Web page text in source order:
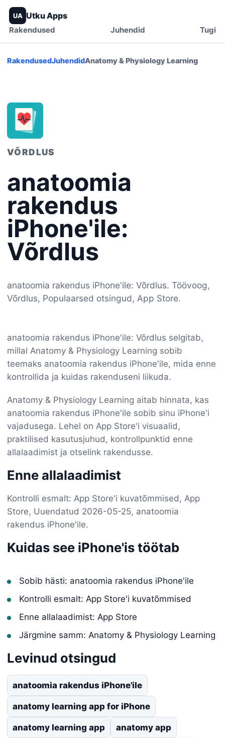
UA Utku Apps
Rakendused Juhendid Tugi
RakendusedJuhendidAnatomy & Physiology Learning
VÕRDLUS
anatoomia
rakendus
iPhone'ile:
Võrdlus
anatoomia rakendus iPhone'ile: Võrdlus. Töövoog,
Võrdlus, Populaarsed otsingud, App Store.
anatoomia rakendus iPhone'ile: Võrdlus selgitab,
millal Anatomy & Physiology Learning sobib
teemaks anatoomia rakendus iPhone'ile, mida enne
kontrollida ja kuidas rakenduseni liikuda.
Anatomy & Physiology Learning aitab hinnata, kas
anatoomia rakendus iPhone'ile sobib sinu iPhone'i
vajadusega. Lehel on App Store'i visuaalid,
praktilised kasutusjuhud, kontrollpunktid enne
allalaadimist ja otselink rakendusse.
Enne allalaadimist
Kontrolli esmalt: App Store'i kuvatõmmised, App
Store, Uuendatud 2026-05-25, anatoomia
rakendus iPhone'ile.
Kuidas see iPhone'is töötab
Sobib hästi: anatoomia rakendus iPhone'ile
Kontrolli esmalt: App Store'i kuvatõmmised
Enne allalaadimist: App Store
Järgmine samm: Anatomy & Physiology Learning
Levinud otsingud
anatoomia rakendus iPhone'ile
anatomy learning app for iPhone
anatomy learning app anatomy app